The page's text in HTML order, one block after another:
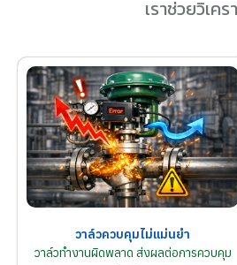
เราช่วยวิเค
วาล์วควบคุมไม่แม่นยำ
วาล์วทำงานผิดพลาด ส่งผลต่อการควบคุม